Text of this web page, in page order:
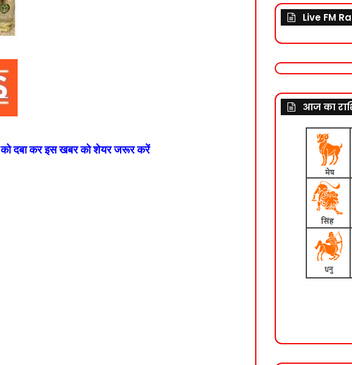
को दबा कर इस खबर को शेयर जरूर करें
Live FM
आज का